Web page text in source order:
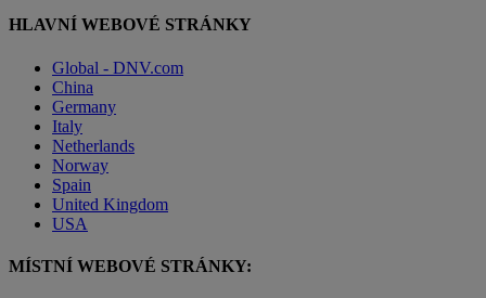
HLAVNÍ WEBOVÉ STRÁNKY
Global - DNV.com
China
Germany
Italy
Netherlands
Norway
Spain
United Kingdom
USA
MÍSTNÍ WEBOVÉ STRÁNKY: